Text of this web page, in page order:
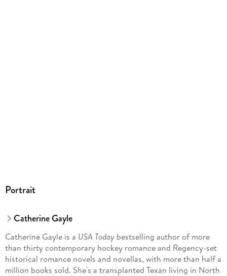
Portrait
Catherine Gayle
Catherine Gayle is a USA Todaybestselling author of more
than thirty contemporary hockey romance and Regency-set
historical romance novels and novellas, with more than half a
million books sold. She's a transplanted Texan living in North